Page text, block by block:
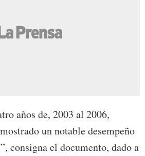
años de, 2003 al 2006,
un notable desempeño
consigna el documento, dado a